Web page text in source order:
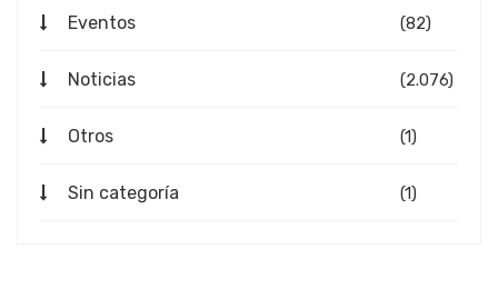
Eventos (82)
Noticias (2.076)
Otros (1)
Sin categoría (1)